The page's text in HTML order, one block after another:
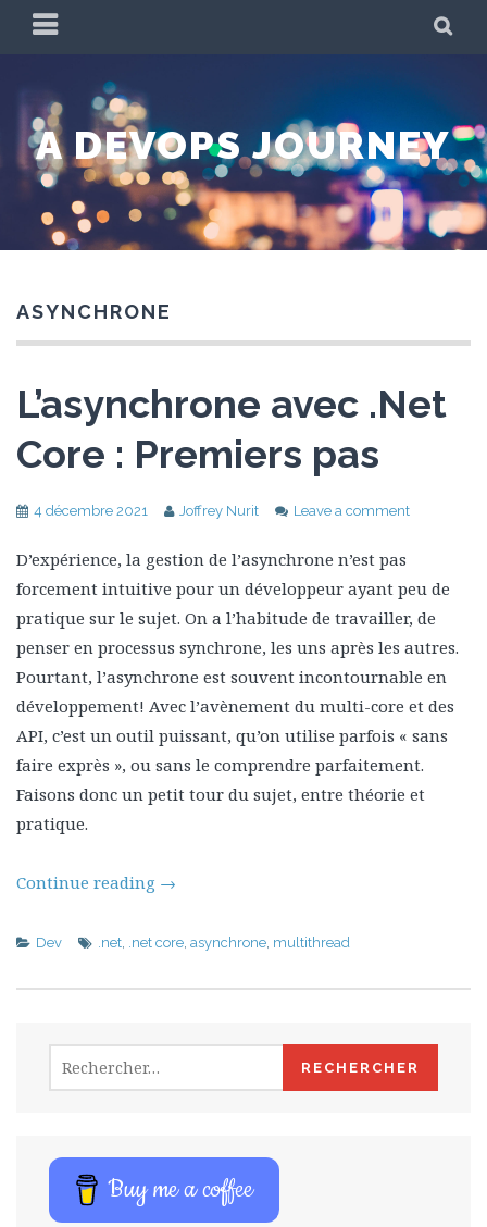
PRIMARY
A DEVOPS JOURNEY
ASYNCHRONE
L’asynchrone avec .Net
Core : Premiers pas
4 décembre 2021 Joffrey Nurit Leave a comment
D’expérience, la gestion de l’asynchrone n’est pas
forcement intuitive pour un développeur ayant peu de
pratique sur le sujet. On a l’habitude de travailler, de
penser en processus synchrone, les uns après les autres.
Pourtant, l’asynchrone est souvent incontournable en
développement! Avec l’avènement du multi-core et des
API, c’est un outil puissant, qu’on utilise parfois « sans
faire exprès », ou sans le comprendre parfaitement.
Faisons donc un petit tour du sujet, entre théorie et
pratique.
Continue reading →
Dev .net, .net core, asynchrone, multithread
Buy me a coffee